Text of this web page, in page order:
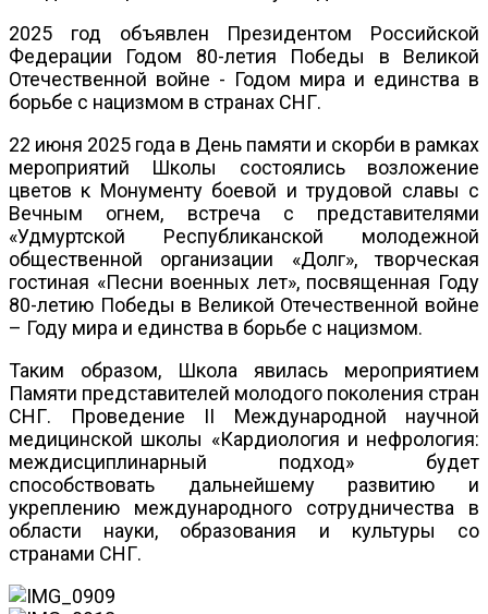
2025 год объявлен Президентом Российской
Федерации Годом 80-летия Победы в Великой
Отечественной войне - Годом мира и единства в
борьбе с нацизмом в странах СНГ.
22 июня 2025 года в День памяти и скорби в рамках
мероприятий Школы состоялись возложение
цветов к Монументу боевой и трудовой славы с
Вечным огнем, встреча с представителями
«Удмуртской Республиканской молодежной
общественной организации «Долг», творческая
гостиная «Песни военных лет», посвященная Году
80-летию Победы в Великой Отечественной войне
– Году мира и единства в борьбе с нацизмом.
Таким образом, Школа явилась мероприятием
Памяти представителей молодого поколения стран
СНГ. Проведение II Международной научной
медицинской школы «Кардиология и нефрология:
междисциплинарный подход» будет
способствовать дальнейшему развитию и
укреплению международного сотрудничества в
области науки, образования и культуры со
странами СНГ.